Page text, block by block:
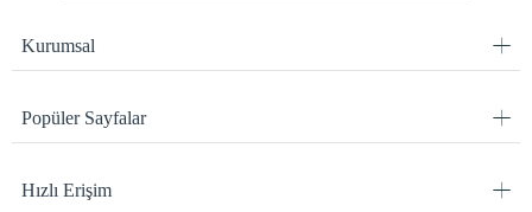
Kurumsal
Popüler Sayfalar
Hızlı Erişim